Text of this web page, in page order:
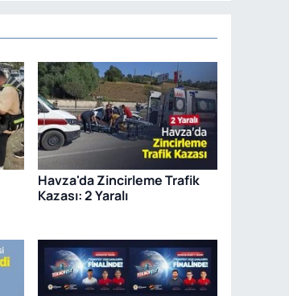
Havza'da Zincirleme Trafik
Kazası: 2 Yaralı